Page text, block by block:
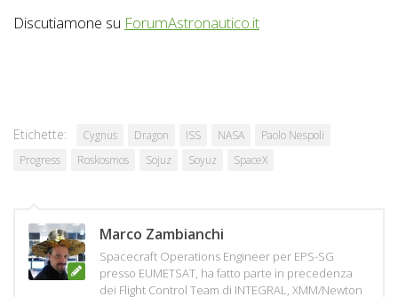
Discutiamone su ForumAstronautico.it
Etichette: Cygnus Dragon ISS NASA
Paolo Nespoli
Progress
Roskosmos Sojuz Soyuz SpaceX
Marco Zambianchi
Spacecraft Operations Engineer per EPS-SG
presso EUMETSAT, ha fatto parte in precedenza
dei Flight Control Team di INTEGRAL, XMM/Newton